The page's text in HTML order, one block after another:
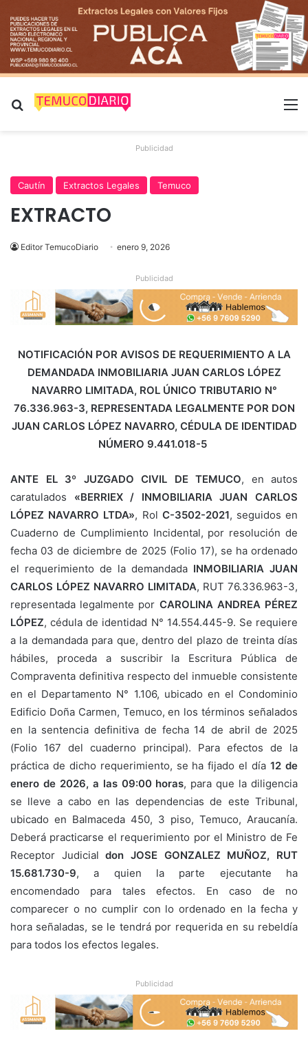
Buscar por
Publicidad
Cautín Extractos Legales Temuco
EXTRACTO
Editor TemucoDiario enero 9, 2026
Publicidad
NOTIFICACIÓN POR AVISOS DE REQUERIMIENTO A LA
DEMANDADA INMOBILIARIA JUAN CARLOS LÓPEZ
NAVARRO LIMITADA, ROL ÚNICO TRIBUTARIO N°
76.336.963-3, REPRESENTADA LEGALMENTE POR DON
JUAN CARLOS LÓPEZ NAVARRO, CÉDULA DE IDENTIDAD
NÚMERO 9.441.018-5
ANTE EL 3º JUZGADO CIVIL DE TEMUCO, en autos
caratulados «BERRIEX / INMOBILIARIA JUAN CARLOS
LÓPEZ NAVARRO LTDA», Rol C-3502-2021, seguidos en
Cuaderno de Cumplimiento Incidental, por resolución de
fecha 03 de diciembre de 2025 (Folio 17), se ha ordenado
el requerimiento de la demandada INMOBILIARIA JUAN
CARLOS LÓPEZ NAVARRO LIMITADA, RUT 76.336.963-3,
representada legalmente por CAROLINA ANDREA PÉREZ
LÓPEZ, cédula de identidad N° 14.554.445-9. Se requiere
a la demandada para que, dentro del plazo de treinta días
hábiles, proceda a suscribir la Escritura Pública de
Compraventa definitiva respecto del inmueble consistente
en el Departamento N° 1.106, ubicado en el Condominio
Edificio Doña Carmen, Temuco, en los términos señalados
en la sentencia definitiva de fecha 14 de abril de 2025
(Folio 167 del cuaderno principal). Para efectos de la
práctica de dicho requerimiento, se ha fijado el día12 de
enero de 2026, a las 09:00 horas, para que la diligencia
se lleve a cabo en las dependencias de este Tribunal,
ubicado en Balmaceda 450, 3 piso, Temuco, Araucanía.
Deberá practicarse el requerimiento por el Ministro de Fe
Receptor Judicialdon JOSE GONZALEZ MUÑOZ, RUT
15.681.730-9, a quien la parte ejecutante ha
encomendado para tales efectos. En caso de no
comparecer o no cumplir con lo ordenado en la fecha y
hora señaladas, se le tendrá por requerida en su rebeldía
para todos los efectos legales.
Publicidad